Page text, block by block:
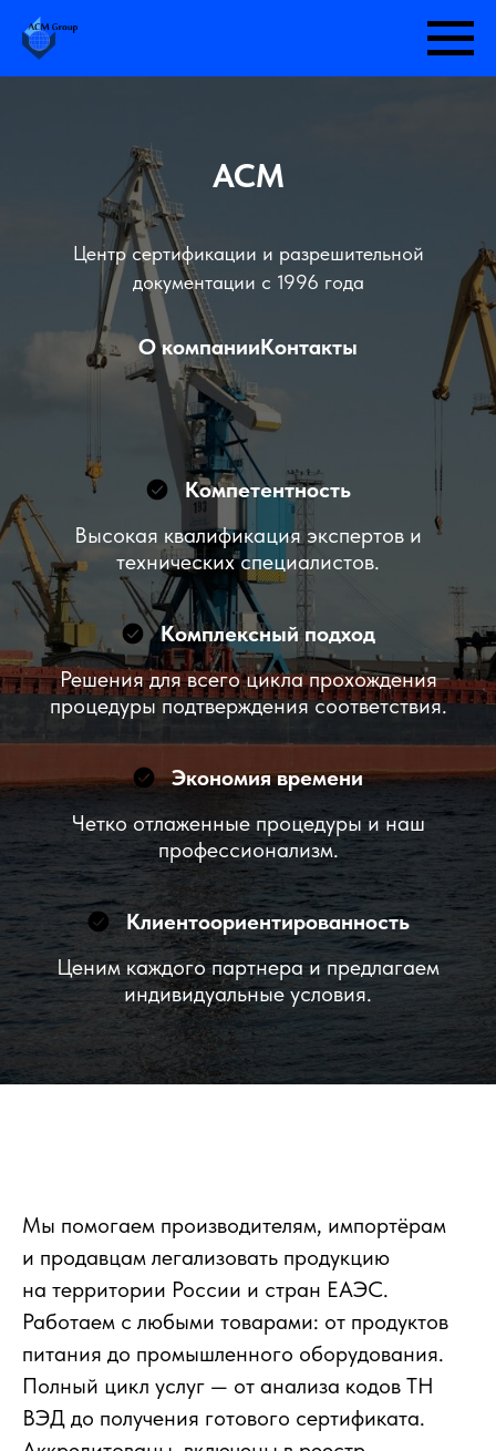
АСМ
Центр сертификации и разрешительной
документации с 1996 года
О компанииКонтакты
Компетентность
Высокая квалификация экспертов и
технических специалистов.
Комплексный подход
Решения для всего цикла прохождения
процедуры подтверждения соответствия.
Экономия времени
Четко отлаженные процедуры и наш
профессионализм.
Клиентоориентированность
Ценим каждого партнера и предлагаем
индивидуальные условия.
Мы помогаем производителям, импортёрам
и продавцам легализовать продукцию
на территории России и стран ЕАЭС.
Работаем с любыми товарами: от продуктов
питания до промышленного оборудования.
Полный цикл услуг — от анализа кодов ТН
ВЭД до получения готового сертификата.